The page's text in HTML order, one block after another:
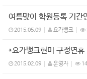
여름맞이 학원등록 기간
2015.05.09 요가뱅크
*요가뱅크현미 구정연
2015.02.09 운영자